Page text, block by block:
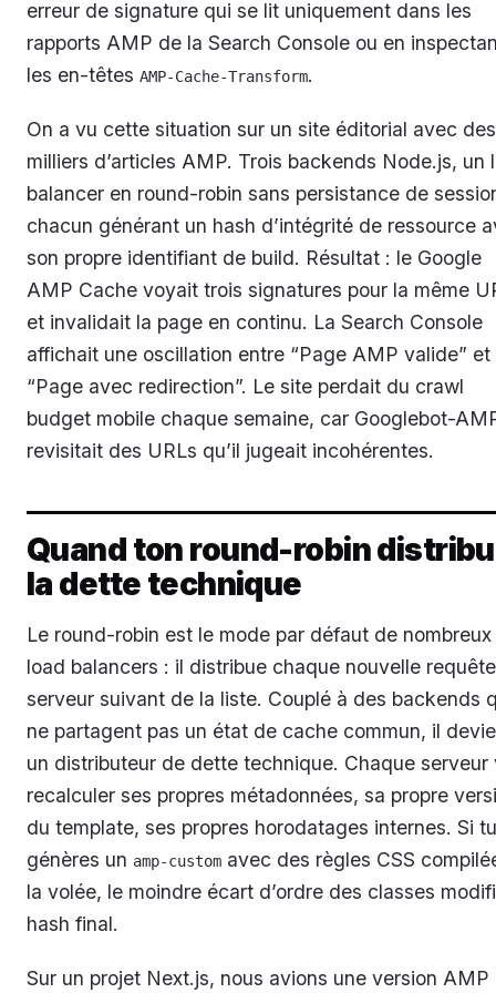
erreur de signature qui se lit uniquement dans les
rapports AMP de la Search Console ou en
les en-têtes AMP-Cache-Transform.
On a vu cette situation sur un site éditorial avec des
milliers d’articles AMP. Trois backends Node.js, un
balancer en round-robin sans persistance de
chacun générant un hash d’intégrité de ressource
son propre identifiant de build. Résultat : le Google
AMP Cache voyait trois signatures pour la même
et invalidait la page en continu. La Search Console
affichait une oscillation entre “Page AMP valide” et
“Page avec redirection”. Le site perdait du crawl
budget mobile chaque semaine, car Googlebot-
revisitait des URLs qu’il jugeait incohérentes.
Quand ton round-robin
la dette technique
Le round-robin est le mode par défaut de nombreux
load balancers : il distribue chaque nouvelle
serveur suivant de la liste. Couplé à des backends
ne partagent pas un état de cache commun, il
un distributeur de dette technique. Chaque serveur
recalculer ses propres métadonnées, sa propre
du template, ses propres horodatages internes. Si tu
génères un amp-custom avec des règles CSS
la volée, le moindre écart d’ordre des classes
hash final.
Sur un projet Next.js, nous avions une version AMP